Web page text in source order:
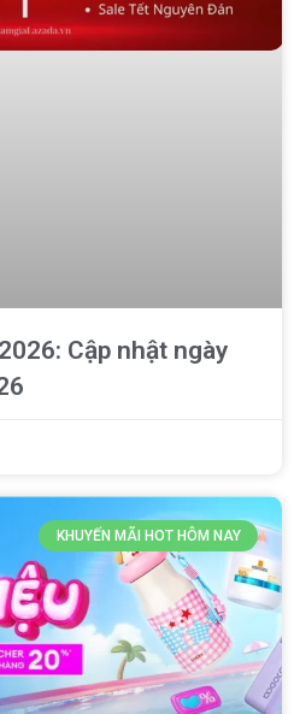
Cập nhật ngày
KHUYẾN MÃI HOT HÔM NAY